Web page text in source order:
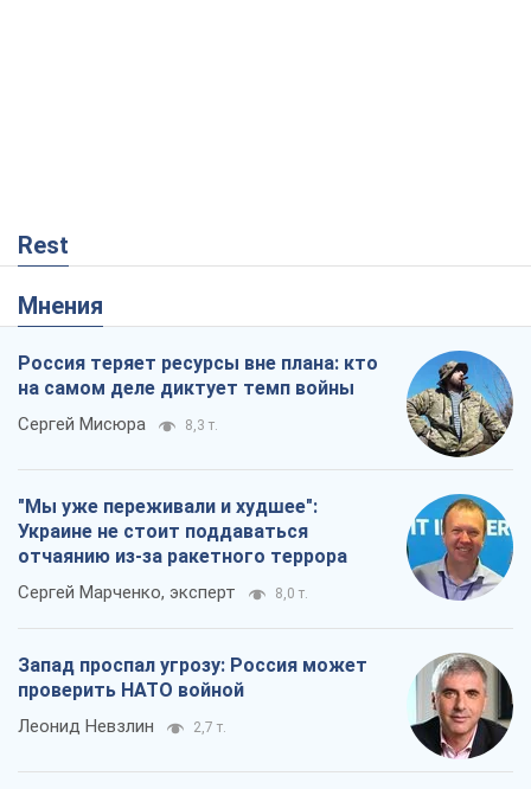
Rest
Мнения
Россия теряет ресурсы вне плана: кто
на самом деле диктует темп войны
Сергей Мисюра 8,3 т.
"Мы уже переживали и худшее":
Украине не стоит поддаваться
отчаянию из-за ракетного террора
Сергей Марченко, эксперт 8,0 т.
Запад проспал угрозу: Россия может
проверить НАТО войной
Леонид Невзлин 2,7 т.